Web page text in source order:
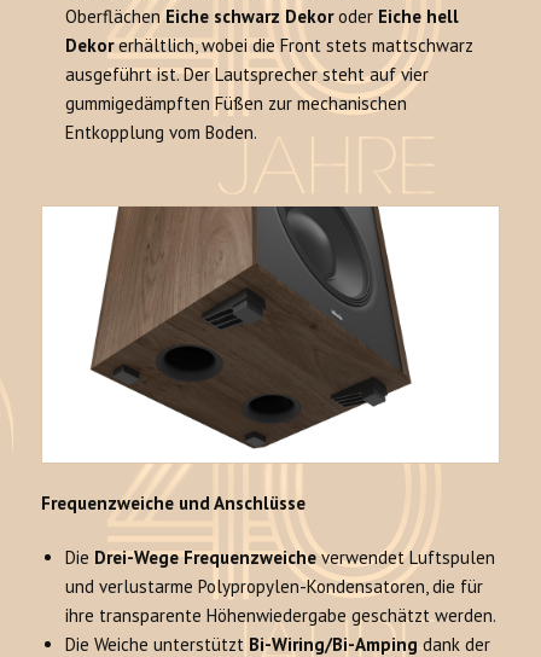
Oberflächen Eiche schwarz Dekoroder Eiche hell
Dekorerhältlich, wobei die Front stets mattschwarz
ausgeführt ist. Der Lautsprecher steht auf vier
gummigedämpften Füßen zur mechanischen
Entkopplung vom Boden.
Frequenzweiche und Anschlüsse
Die Drei-Wege Frequenzweicheverwendet Luftspulen
und verlustarme Polypropylen-Kondensatoren, die für
ihre transparente Höhenwiedergabe geschätzt werden.
Die Weiche unterstützt Bi-Wiring/Bi-Amping dank der